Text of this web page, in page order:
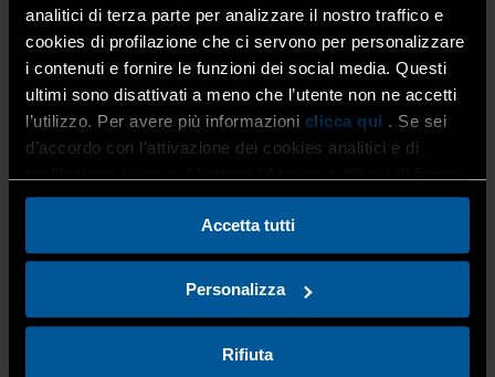
analitici di terza parte per analizzare il nostro traffico e
cookies di profilazione che ci servono per personalizzare
i contenuti e fornire le funzioni dei social media. Questi
ultimi sono disattivati a meno che l’utente non ne accetti
l’utilizzo. Per avere più informazioni clicca qui . Se sei
d’accordo con l’attivazione dei cookies analitici e di
Accetta tutti
Personalizza
Rifiuta
Durante la serata saranno:
Illustrate caratteristiche, finalità e obblighi del
SERMI
Presentate le condizioni agevolate della
convenzione Confartigianato–DEKRA
Simulate le procedure di accesso e utilizzo del